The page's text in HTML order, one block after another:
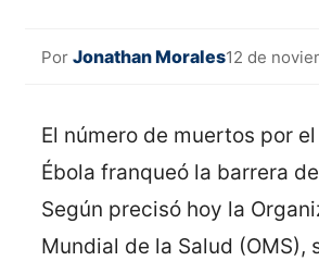
Por Jonathan Morales12 de
El número de muertos por
Ébola franqueó la barrera
Según precisó hoy la
Mundial de la Salud (OMS),